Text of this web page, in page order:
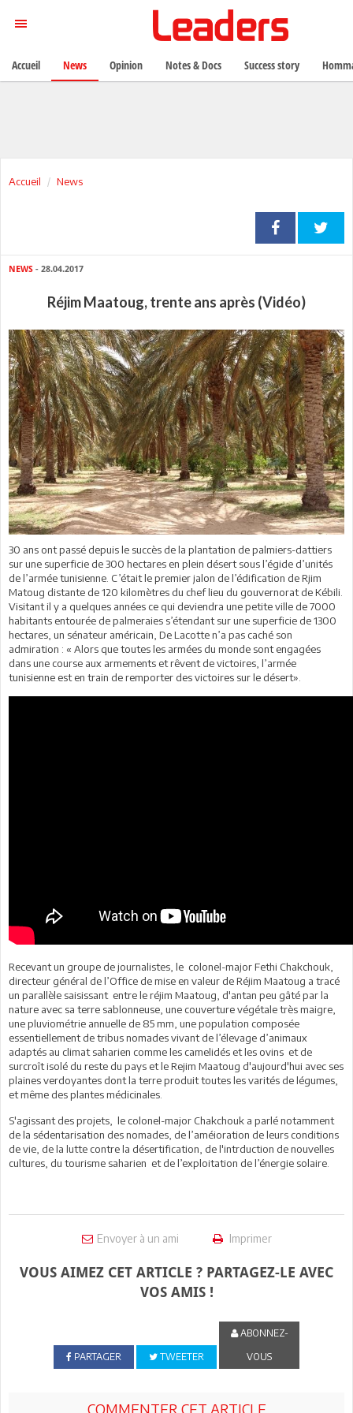
Accueil News
NEWS - 28.04.2017
Réjim Maatoug, trente ans après (Vidéo)
30 ans ont passé depuis le succès de la plantation de palmiers-dattiers
sur une superficie de 300 hectares en plein désert sous l’égide d’unités
de l’armée tunisienne. C’était le premier jalon de l’édification de Rjim
Matoug distante de 120 kilomètres du chef lieu du gouvernorat de Kébili.
Visitant il y a quelques années ce qui deviendra une petite ville de 7000
habitants entourée de palmeraies s’étendant sur une superficie de 1300
hectares, un sénateur américain, De Lacotte n’a pas caché son
admiration : « Alors que toutes les armées du monde sont engagées
dans une course aux armements et rêvent de victoires, l’armée
tunisienne est en train de remporter des victoires sur le désert».
Recevant un groupe de journalistes, le colonel-major Fethi Chakchouk,
directeur général de l’Office de mise en valeur de Réjim Maatoug a tracé
un parallèle saisissant entre le réjim Maatoug, d'antan peu gâté par la
nature avec sa terre sablonneuse, une couverture végétale très maigre,
une pluviométrie annuelle de 85 mm, une population composée
essentiellement de tribus nomades vivant de l’élevage d’animaux
adaptés au climat saharien comme les camelidés et les ovins et de
surcroît isolé du reste du pays et le Rejim Maatoug d'aujourd'hui avec ses
plaines verdoyantes dont la terre produit toutes les varités de légumes,
et même des plantes médicinales.
S'agissant des projets, le colonel-major Chakchouk a parlé notamment
de la sédentarisation des nomades, de l’améioration de leurs conditions
de vie, de la lutte contre la désertification, de l'intrduction de nouvelles
cultures, du tourisme saharien et de l’exploitation de l’énergie solaire.
Envoyer à un ami Imprimer
VOUS AIMEZ CET ARTICLE ? PARTAGEZ-LE AVEC
VOS AMIS !
PARTAGER TWEETER
ABONNEZ-
VOUS
COMMENTER CET ARTICLE
Accueil News Opinion Notes & Docs Success story